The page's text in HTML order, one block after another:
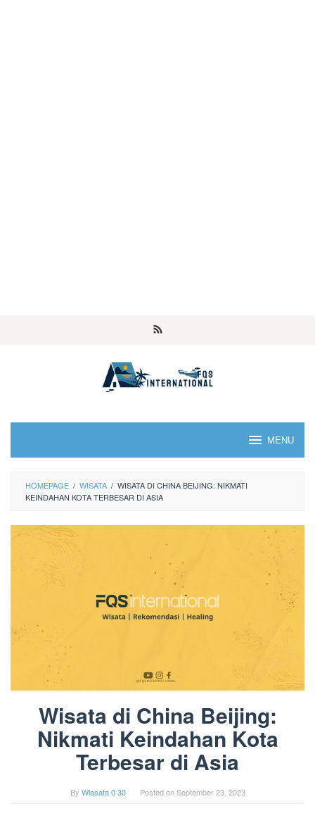
MENU
HOMEPAGE / WISATA / WISATA DI CHINA BEIJING: NIKMATI
KEINDAHAN KOTA TERBESAR DI ASIA
Wisata di China Beijing:
Nikmati Keindahan Kota
Terbesar di Asia
By Wiasata 0 30 Posted onSeptember 23, 2023